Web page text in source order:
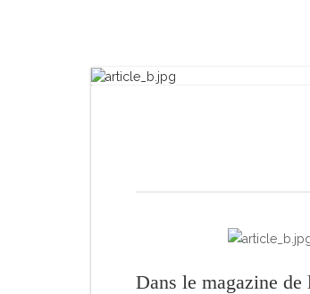
Dans le magazine